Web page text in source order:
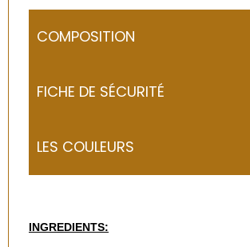
COMPOSITION
FICHE DE SÉCURITÉ
LES COULEURS
INGREDIENTS: